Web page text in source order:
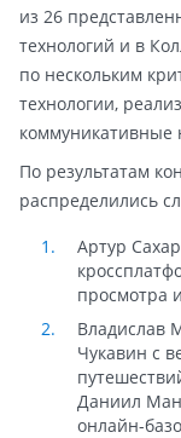
из 26
технологий и в
по нескольким
технологии,
коммуникативные
По результатам
распределились
Артур
просмотра
Владислав
Чукавин с
Даниил
онлайн-